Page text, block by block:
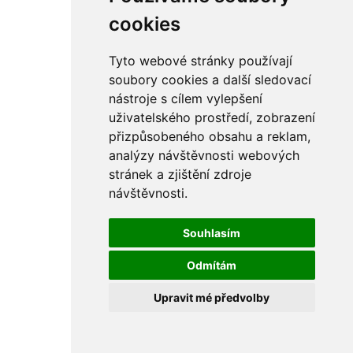
cookies
Tyto webové stránky používají
soubory cookies a další sledovací
nástroje s cílem vylepšení
uživatelského prostředí, zobrazení
přizpůsobeného obsahu a reklam,
analýzy návštěvnosti webových
stránek a zjištění zdroje
návštěvnosti.
Souhlasím
Odmítám
Upravit mé předvolby
řetězy
ostatní části
sekundární
sání
sedla
spojovací materiál
matice
podložky
pojistné kroužky
šrouby
výbava
výfuky a kolena
bowdeny a lanka
filtry
gufera